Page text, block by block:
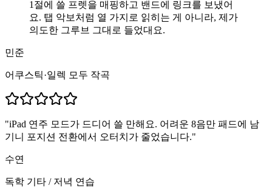
1절에 쓸 프렛을 매핑하고 밴드에 링크를 보냈어
요. 탭 악보처럼 열 가지로 읽히는 게 아니라, 제가
의도한 그루브 그대로 들었대요.
민준
어쿠스틱·일렉 모두 작곡
"iPad 연주 모드가 드디어 쓸 만해요. 어려운 8음만 패드에 남
기니 포지션 전환에서 오터치가 줄었습니다."
수연
독학 기타 / 저녁 연습